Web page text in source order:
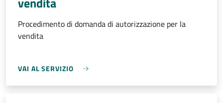
Procedimento di domanda di autorizzazione per la
vendita
VAI AL SERVIZIO